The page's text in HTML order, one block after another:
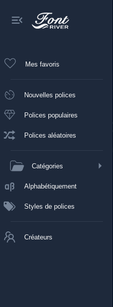
Mes favoris
Nouvelles polices
Polices populaires
Polices aléatoires
Catégories
Alphabétiquement
Styles de polices
Créateurs